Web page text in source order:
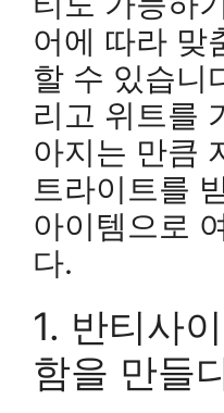
어에 따라 맞
할 수 있습니
리고 위트를
아지는 만큼
트라이트를
아이템으로
다.
1. 반티사
함을 만들